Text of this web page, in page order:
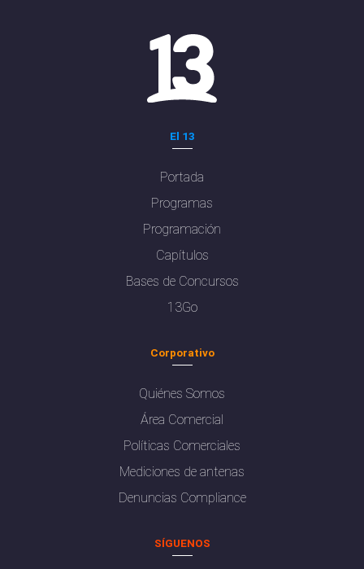
El 13
Portada
Programas
Programación
Capítulos
Bases de Concursos
13Go
Corporativo
Quiénes Somos
Área Comercial
Políticas Comerciales
Mediciones de antenas
Denuncias Compliance
SÍGUENOS